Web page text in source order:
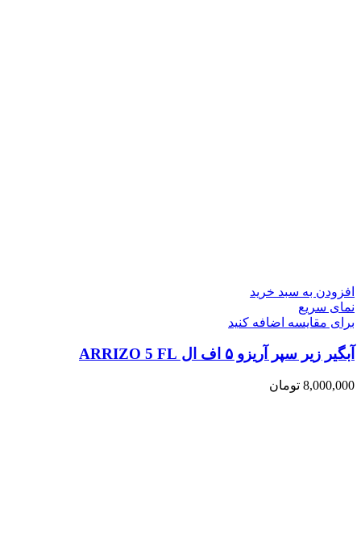
افزودن به سبد خرید
نمای سریع
برای مقایسه اضافه کنید
آبگیر زیر سپر آریزو ۵ اف ال ARRIZO 5 FL
8,000,000 تومان